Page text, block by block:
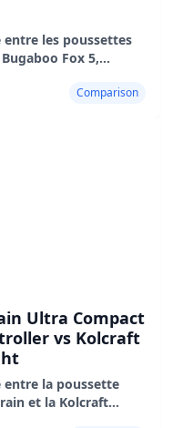
les poussettes
Fox 5,
Comparison
Ultra Compact
vs Kolcraft
entre la poussette
et la Kolcraft